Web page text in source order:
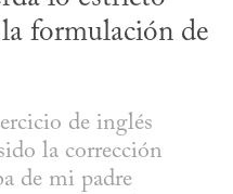
formulación de
de inglés
la corrección
de mi padre